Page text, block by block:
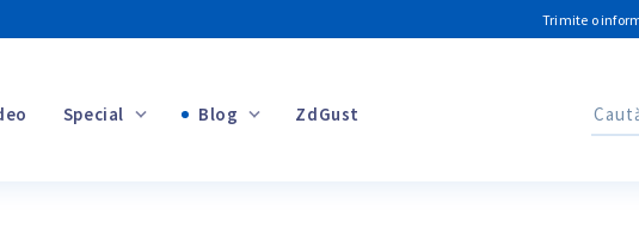
Trimite o
Special Blog ZdGust